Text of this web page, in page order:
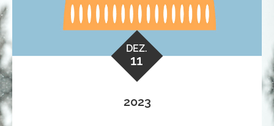
DEZ.
11
2023